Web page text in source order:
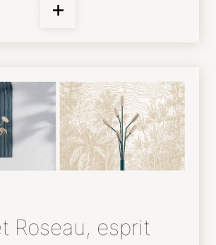
Roseau, esprit